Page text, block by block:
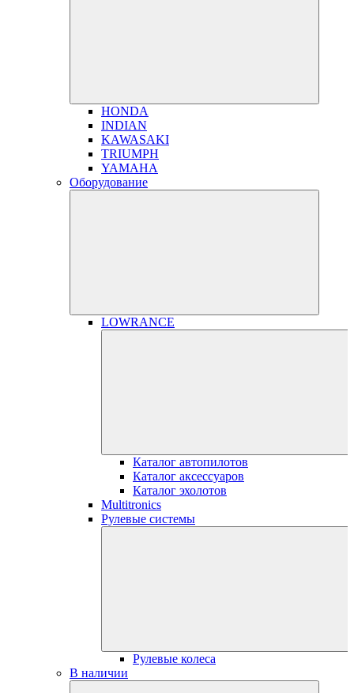
HONDA
INDIAN
KAWASAKI
TRIUMPH
YAMAHA
Оборудование
LOWRANCE
Каталог автопилотов
Каталог аксессуаров
Каталог эхолотов
Multitronics
Рулевые системы
Рулевые колеса
В наличии